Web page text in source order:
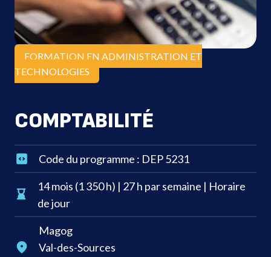
FORMATION EN ADMINISTRATION ET
TECHNOLOGIES
COMPTABILITÉ
Code du programme : DEP 5231
14 mois (1 350 h) | 27 h par semaine | Horaire
de jour
Magog
Val-des-Sources